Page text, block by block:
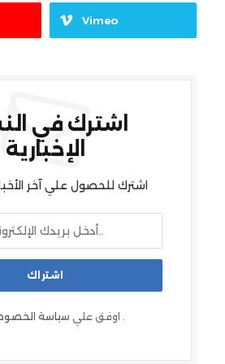
Vimeo
اشترك في
الإخبارية
اشترك للحصول علي آخر
اوفق علي سياسة .